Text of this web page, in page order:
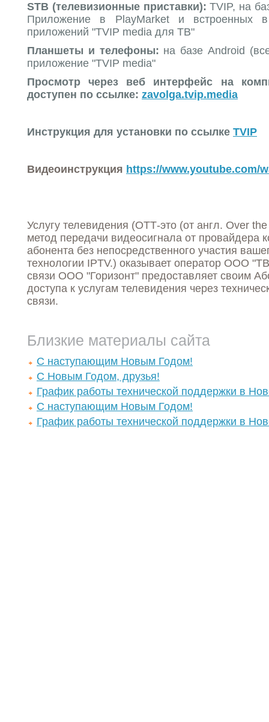
STB (телевизионные приставки):TVIP, на
Приложение в PlayMarket и встроенных в
приложений "TVIP media для ТВ"
Планшеты и телефоны: на базе Android
приложение "TVIP media"
Просмотр через веб интерфейс на
доступен по ссылке: zavolga.tvip.media
Инструкция для установки по ссылке TVIP
Видеоинструкция https://www.youtube.com/
Услугу телевидения (ОТТ-это (от англ. Over
метод передачи видеосигнала от провайдера
абонента без непосредственного участия
технологии IPTV.) оказывает оператор ООО
связи ООО "Горизонт" предоставляет своим
доступа к услугам телевидения через
связи.
Близкие материалы сайта
С наступающим Новым Годом!
С Новым Годом, друзья!
График работы технической поддержки в
С наступающим Новым Годом!
График работы технической поддержки в